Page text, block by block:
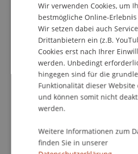
18.00 UhrBegrüssung
Dr. oec. HSG Hans Vettiger,
Weiterbildungsprogramme
Van Riemsdijk-Lehrstuhl für
Kurzreferat "Karriere und
18.20 UhrPräsentation der
Entrepreneurship und
MAS/MBA International
Executive MBA
Management
Wir verwenden Cookies, um
bestmögliche Online-
Wir setzen dabei auch
Drittanbietern ein (z.B.
Cookies erst nach Ihrer
werden. Unbedingt
hingegen sind für die
Funktionalität dieser
und können somit nicht
werden.
Weitere Informationen zum
finden Sie in unserer